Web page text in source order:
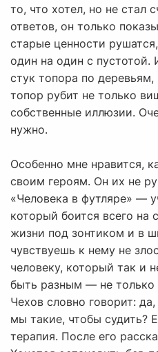
то, что хотел, но не стал
ответов, он только
старые ценности
один на один с пустотой.
стук топора по
топор рубит не только
собственные иллюзии.
нужно.
Особенно мне нравится,
своим героям. Он их не
«Человека в футляре» —
который боится всего на
жизни под зонтиком и в
чувствуешь к нему не
человеку, который так и
быть разным — не
Чехов словно говорит:
мы такие, чтобы судить?
терапия. После его